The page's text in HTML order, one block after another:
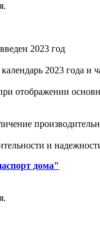
2023 год
2023 года и
и
дома"